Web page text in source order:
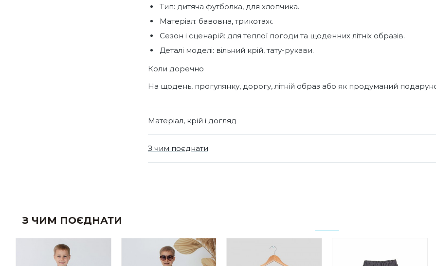
Тип: дитяча футболка, для хлопчика.
Матеріал: бавовна, трикотаж.
Сезон і сценарій: для теплої погоди та щоденних літніх образів.
Деталі моделі: вільний крій, тату-рукави.
Коли доречно
На щодень, прогулянку, дорогу, літній образ або як продуманий
Матеріал, крій і догляд
З чим поєднати
З ЧИМ ПОЄДНАТИ